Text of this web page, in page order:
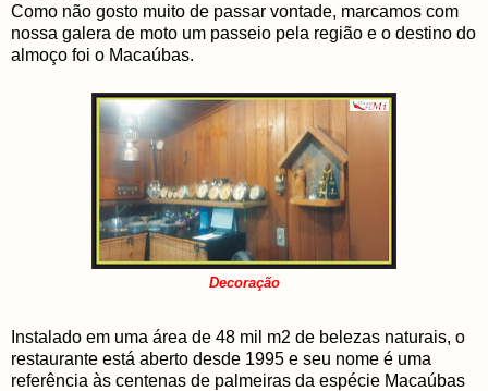
Como não gosto muito de passar vontade, marcamos com
nossa galera de moto um passeio pela região e o destino do
almoço foi o Macaúbas.
Decoração
Instalado em uma área de 48 mil m2 de belezas naturais, o
restaurante está aberto desde 1995 e seu nome é uma
referência às centenas de palmeiras da espécie Macaúbas